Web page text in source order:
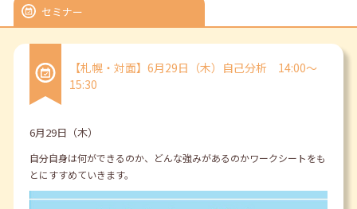
セミナー
【札幌・対面】6月29日（木）自己分析 14:00～
15:30
6月29日（木）
自分自身は何ができるのか、どんな強みがあるのかワークシートをも
とにすすめていきます。